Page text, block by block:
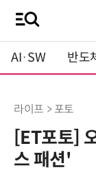
AI·SW 반도체
라이프 > 포토
[ET포토]
스 패션'